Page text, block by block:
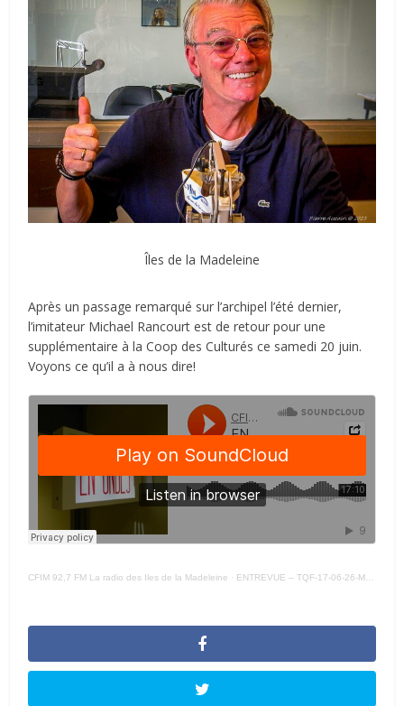
Îles de la Madeleine
Après un passage remarqué sur l’archipel l’été dernier,
l’imitateur Michael Rancourt est de retour pour une
supplémentaire à la Coop des Culturés ce samedi 20 juin.
Voyons ce qu’il a à nous dire!
CFIM 92,7 FM La radio des Iles de la Madeleine · ENTREVUE – TQF-17-06-26-MICHAEL RANCOURT –